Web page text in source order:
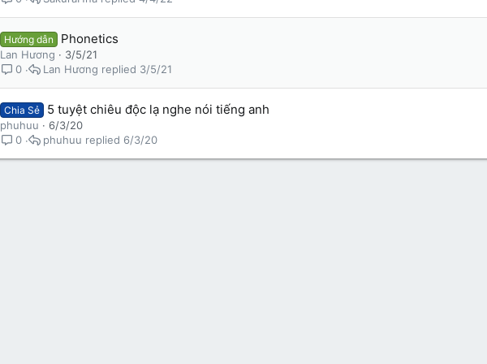
Hướng dẫn Phonetics
Lan Hương
3/5/21
0
3/5/21
Lan Hương
Chia Sẻ 5 tuyệt chiêu độc lạ nghe nói tiếng anh
phuhuu
6/3/20
0
6/3/20
phuhuu